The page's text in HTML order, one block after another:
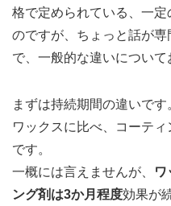
格で定められている、一
のですが、ちょっと話が
で、一般的な違いについて
まずは持続期間の違いです
ワックスに比べ、コーテ
です。
一概には言えませんが、
ワ
ング剤は3か月程度効果が